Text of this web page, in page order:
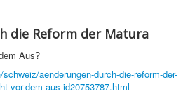
die Reform der Matura
Aus?
aenderungen-durch-die-reform-der-
vor-dem-aus-id20753787.html